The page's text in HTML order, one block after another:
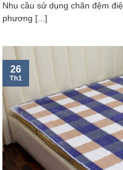
Nhu cầu sử dụng chăn đệm
phương [...]
26
Th1